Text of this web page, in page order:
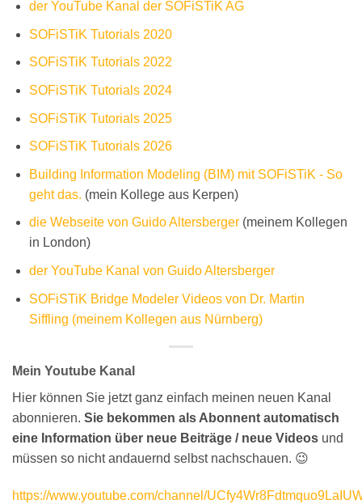
der YouTube Kanal der SOFiSTiK AG
SOFiSTiK Tutorials 2020
SOFiSTiK Tutorials 2022
SOFiSTiK Tutorials 2024
SOFiSTiK Tutorials 2025
SOFiSTiK Tutorials 2026
Building Information Modeling (BIM) mit SOFiSTiK - So
geht das. (mein Kollege aus Kerpen)
die Webseite von Guido Altersberger(meinem Kollegen
in London)
der YouTube Kanal von Guido Altersberger
SOFiSTiK Bridge Modeler Videos von Dr. Martin
Siffling (meinem Kollegen aus Nürnberg)
Mein Youtube Kanal
Hier können Sie jetzt ganz einfach meinen neuen Kanal
abonnieren. Sie bekommen als Abonnent automatisch
eine Information über neue Beiträge / neue Videos und
müssen so nicht andauernd selbst nachschauen. 😉
https://www.youtube.com/channel/